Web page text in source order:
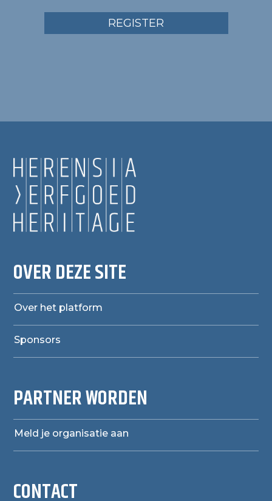
REGISTER
OVER DEZE SITE
Over het platform
Sponsors
PARTNER WORDEN
Meld je organisatie aan
CONTACT